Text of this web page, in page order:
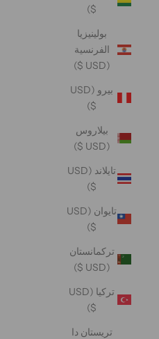
$)
بولينيزيا
الفرنسية
(USD $)
بيرو (USD
$)
بيلاروس
(USD $)
تايلاند (USD
$)
تايوان (USD
$)
تركمانستان
(USD $)
تركيا (USD
$)
تريستان دا